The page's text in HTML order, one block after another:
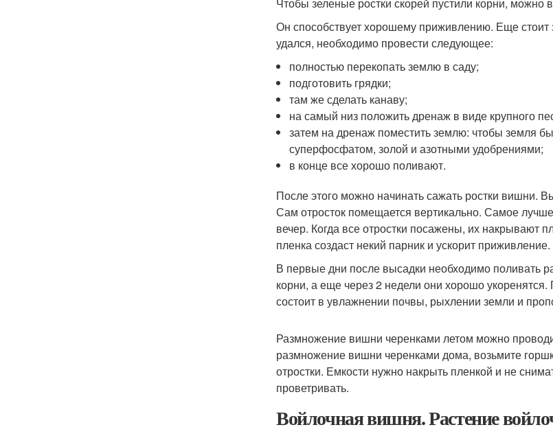
Он способствует хорошему приживлению. Еще стоит
удался, необходимо провести следующее:
полностью перекопать землю в саду;
подготовить грядки;
там же сделать канаву;
на самый низ положить дренаж в виде крупного
затем на дренаж поместить землю: чтобы земля
суперфосфатом, золой и азотными удобрениями;
в конце все хорошо поливают.
После этого можно начинать сажать ростки вишни.
Сам отросток помещается вертикально. Самое
вечер. Когда все отростки посажены, их накрывают
пленка создаст некий парник и ускорит приживление.
В первые дни после высадки необходимо поливать
корни, а еще через 2 недели они хорошо
состоит в увлажнении почвы, рыхлении земли и
Размножение вишни черенками летом можно
размножение вишни черенками дома, возьмите
отростки. Емкости нужно накрыть пленкой и не
проветривать.
Войлочная вишня. Растение